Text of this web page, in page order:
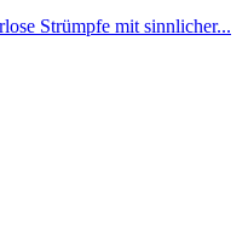
Strümpfe mit sinnlicher...